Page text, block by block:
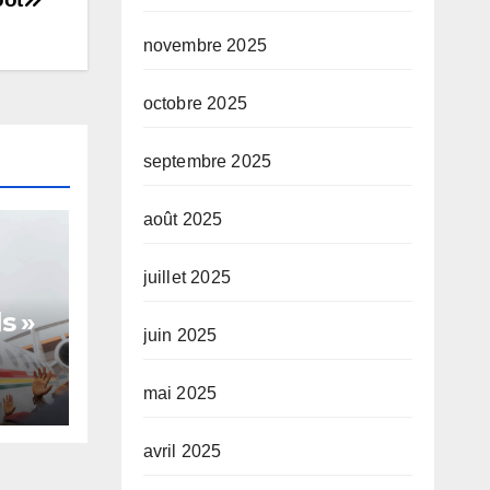
»
novembre 2025
octobre 2025
septembre 2025
août 2025
juillet 2025
juin 2025
mai 2025
avril 2025